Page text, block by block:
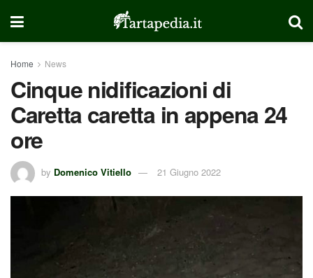
Home News
Cinque nidificazioni di
Caretta caretta in appena 24
ore
by Domenico Vitiello 21 Giugno 2022